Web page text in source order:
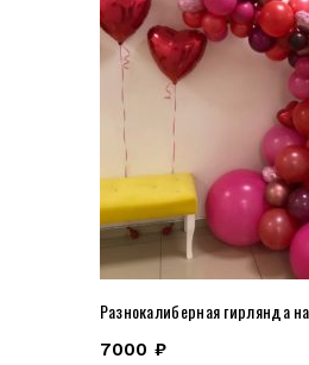
Разнокалиберная гирлянда
7000 ₽